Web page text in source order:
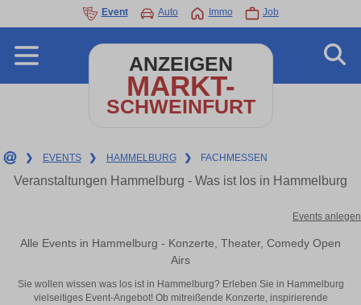
Event Auto Immo Job
ANZEIGEN
MARKT-
SCHWEINFURT
❯ EVENTS ❯ HAMMELBURG ❯ FACHMESSEN
Veranstaltungen Hammelburg - Was ist los in Hammelburg
Events anlegen
Alle Events in Hammelburg - Konzerte, Theater, Comedy Open
Airs
Sie wollen wissen was los ist in Hammelburg? Erleben Sie in Hammelburg
vielseitiges Event-Angebot! Ob mitreißende Konzerte, inspirierende